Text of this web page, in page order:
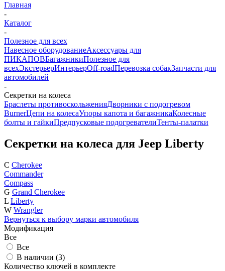
Главная
-
Каталог
-
Полезное для всех
Навесное оборудованиеАксессуары для
ПИКАПОВБагажникиПолезное для
всехЭкстерьерИнтерьерOff-roadПеревозка собакЗапчасти для
автомобилей
-
Секретки на колеса
Браслеты противоскольженияДворники с подогревом
BurnerЦепи на колесаУпоры капота и багажникаКолесные
болты и гайкиПредпусковые подогревателиТенты-палатки
Секретки на колеса для Jeep Liberty
C Cherokee
Commander
Compass
G Grand Cherokee
L Liberty
W Wrangler
Вернуться к выбору марки автомобиля
Модификация
Все
Все
В наличии (3)
Количество ключей в комплекте